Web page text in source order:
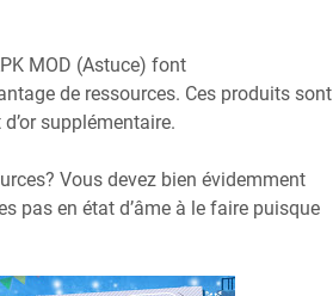
MOD (Astuce) font
de ressources. Ces produits sont
supplémentaire.
Vous devez bien évidemment
pas en état d’âme à le faire puisque